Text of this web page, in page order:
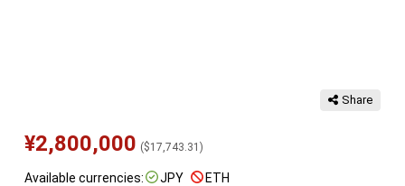
Share
¥2,800,000 ($17,743.31 )
Available currencies: JPY
ETH